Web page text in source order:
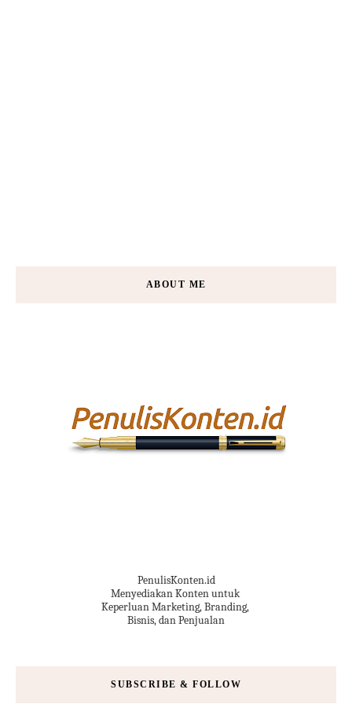
ABOUT ME
PenulisKonten.id
Menyediakan Konten untuk
Keperluan Marketing, Branding,
Bisnis, dan Penjualan
SUBSCRIBE & FOLLOW